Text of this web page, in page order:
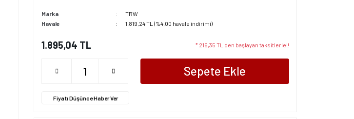
Marka
TRW
Havale
1.819,24 TL (%4,00 havale indirimi)
1.895,04 TL * 216,35 TL den başlayan taksitlerle!!
Sepete Ekle
Fiyatı Düşünce Haber Ver